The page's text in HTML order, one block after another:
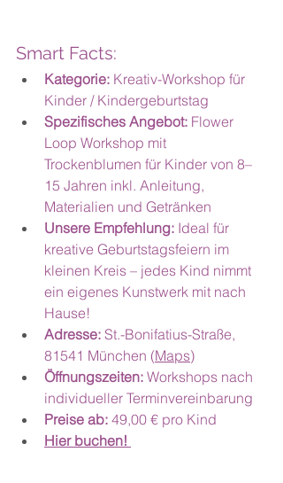
Smart Facts:
Kategorie: Kreativ-Workshop für
Kinder / Kindergeburtstag
Spezifisches Angebot: Flower
Loop Workshop mit
Trockenblumen für Kinder von 8–
15 Jahren inkl. Anleitung,
Materialien und Getränken
Unsere Empfehlung: Ideal für
kreative Geburtstagsfeiern im
kleinen Kreis – jedes Kind nimmt
ein eigenes Kunstwerk mit nach
Hause!
Adresse: St.-Bonifatius-Straße,
81541 München (Maps)
Öffnungszeiten: Workshops nach
individueller Terminvereinbarung
Preise ab: 49,00 € pro Kind
Hier buchen!